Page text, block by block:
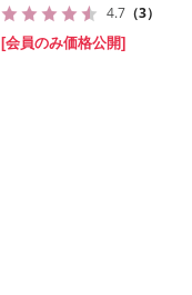
4.7 （3）
[会員のみ価格公開]